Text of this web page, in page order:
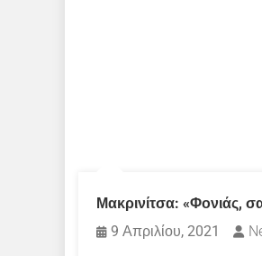
Μακρινίτσα: «Φονιάς,
9 Απριλίου, 2021